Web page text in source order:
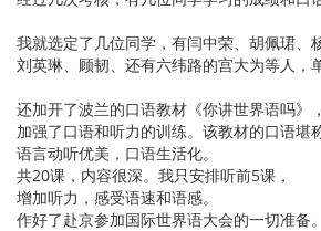
我就选定了几位同学，有闫中荣、胡佩珺、
刘英琳、顾韧、还有六纬路的宫大为等人，
还加开了波兰的口语教材《你讲世界语吗》，
加强了口语和听力的训练。该教材的口语堪
语言动听优美，口语生活化。
共20课，内容很深。我只安排听前5课，
增加听力，感受语速和语感。
作好了赴京参加国际世界语大会的一切准备。